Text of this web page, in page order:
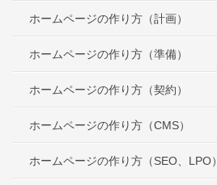
ホームページの作り方（計画）
ホームページの作り方（準備）
ホームページの作り方（契約）
ホームページの作り方（CMS）
ホームページの作り方（SEO、LPO）